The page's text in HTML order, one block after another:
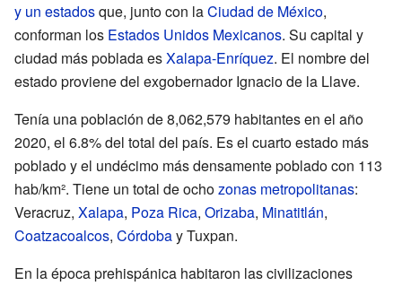
y un estadosque, junto con laCiudad de México,
conforman los Estados Unidos Mexicanos. Su capital y
ciudad más poblada esXalapa-Enríquez. El nombre del
estado proviene del exgobernador Ignacio de la Llave.
Tenía una población de 8,062,579 habitantes en el año
2020, el 6.8% del total del país. Es el cuarto estado más
poblado y el undécimo más densamente poblado con 113
hab/km². Tiene un total de ochozonas metropolitanas:
Veracruz, Xalapa, Poza Rica, Orizaba, Minatitlán,
Coatzacoalcos, Córdobay Tuxpan.
En la época prehispánica habitaron las civilizaciones